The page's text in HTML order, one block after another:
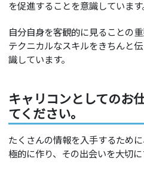
を促進することを意識しています
自分自身を客観的に見ることの
テクニカルなスキルをきちんと
識しています。
キャリコンとしてのお
てください。
たくさんの情報を入手するため
極的に作り、その出会いを大切に